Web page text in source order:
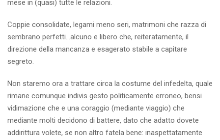
mese in (quasi) tutte le relazioni.
Coppie consolidate, legami meno seri, matrimoni che razza di
sembrano perfetti…alcuno e libero che, reiteratamente, il
direzione della mancanza e esagerato stabile a capitare
segreto.
Non staremo ora a trattare circa la costume del infedelta, quale
rimane comunque indivis gesto politicamente erroneo, bensi
vidimazione che e una coraggio (mediante viaggio) che
mediante molti decidono di battere, dato che adatto dovete
addirittura volete, se non altro fatela bene: inaspettatamente